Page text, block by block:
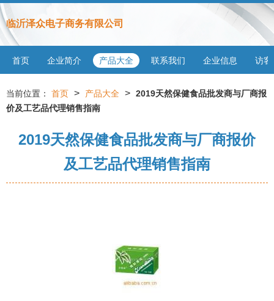
临沂泽众电子商务有限公司
首页 企业简介 产品大全 联系我们 企业信息 访客
当前位置： 首页 > 产品大全 > 2019天然保健食品批发商与厂商报
价及工艺品代理销售指南
2019天然保健食品批发商与厂商报价
及工艺品代理销售指南